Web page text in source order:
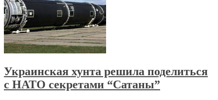
Украинская хунта решила поделиться
с НАТО секретами “Сатаны”